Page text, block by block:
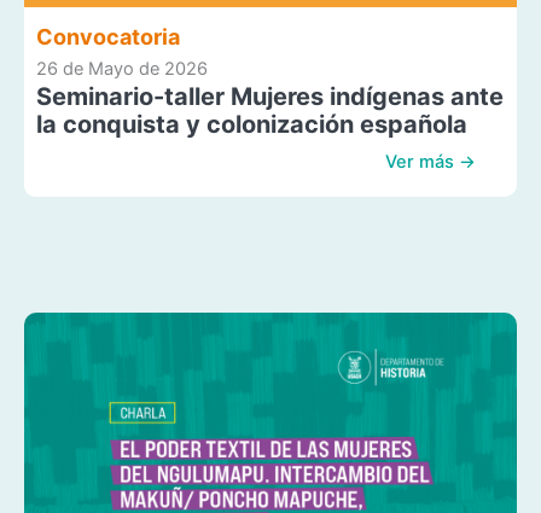
Convocatoria
26 de Mayo de 2026
Seminario-taller Mujeres indígenas ante
la conquista y colonización española
Ver más →